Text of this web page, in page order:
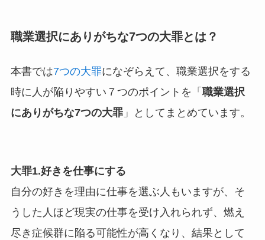
職業選択にありがちな7つの大罪とは？
本書では7つの大罪になぞらえて、職業選択をする
時に人が陥りやすい７つのポイントを「 職業選択
にありがちな7つの大罪」としてまとめています。
大罪1.好きを仕事にする
自分の好きを理由に仕事を選ぶ人もいますが、そ
うした人ほど現実の仕事を受け入れられず、燃え
尽き症候群に陥る可能性が高くなり、結果として